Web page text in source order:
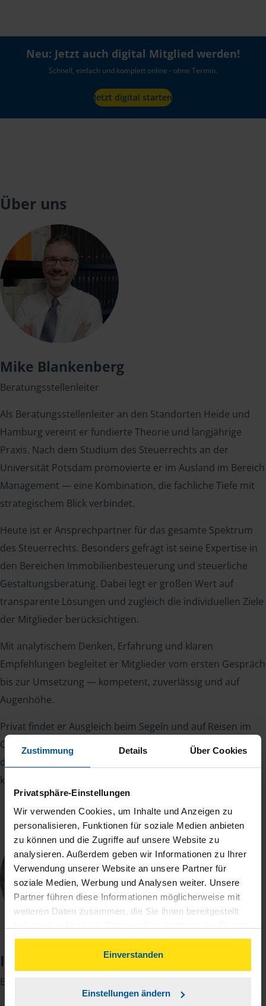
Zustimmung Details Über Cookies
Privatsphäre-Einstellungen
Wir verwenden Cookies, um Inhalte und Anzeigen zu
personalisieren, Funktionen für soziale Medien anbieten
zu können und die Zugriffe auf unsere Website zu
analysieren. Außerdem geben wir Informationen zu Ihrer
Verwendung unserer Website an unsere Partner für
soziale Medien, Werbung und Analysen weiter. Unsere
Partner führen diese Informationen möglicherweise mit
weiteren Daten zusammen, die Sie ihnen bereitgestellt
gesammelt haben. Indem Sie auf Einverstanden klicken,
können Sie der Verwendung von Cookies, gemäß
unserer
Einverstanden
Einstellungen ändern
Neu: Jetzt auch digital Mitglied werden!
Schnell, einfach und komplett online - ohne Termin.
Jetzt digital starten
Über uns
Mike Blankenberg
Beratungsstellenleiter
Als Beratungsstellenleiter an den Standorten Heide und
Hamburg vereint er fundierte Theorie und langjährige
Praxis. Nach dem Studium des Steuerrechts an der
Universität Potsdam promovierte er im Ausland im Bereich
Management — eine Kombination, die fachliche Tiefe mit
strategischem Blick verbindet.
Heute ist er Ansprechpartner für das gesamte Spektrum
des Steuerrechts. Besonders gefragt ist seine Expertise in
den Bereichen Immobilienbesteuerung und steuerliche
Gestaltungsberatung. Dabei legt er großen Wert auf
transparente Lösungen und zugleich die individuellen Ziele
der Mitglieder berücksichtigen.
Mit analytischem Denken, Erfahrung und klaren
Empfehlungen begleitet er Mitglieder vom ersten Gespräch
bis zur Umsetzung — kompetent, zuverlässig und auf
Augenhöhe.
Privat findet er Ausgleich beim Segeln und auf Reisen im
Campingvan — immer neugierig darauf, Eindrücke aus
dem Ausland mitzunehmen und neue Perspektiven
kennenzulernen.
Inga Blankenberg
Beraterin